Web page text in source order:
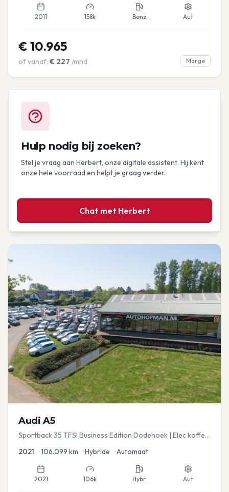
2011 158k Benz Aut
€ 10.965
of vanaf: € 227 /mnd Marge
Hulp nodig bij zoeken?
Stel je vraag aan Herbert, onze digitale assistent. Hij kent
onze hele voorraad en helpt je graag verder.
Chat met Herbert
Audi A5
Sportback 35 TFSI Business Edition Dodehoek | Elec koffer
2021 •106.099 km •Hybride •Automaat
2021 106k Hybr Aut